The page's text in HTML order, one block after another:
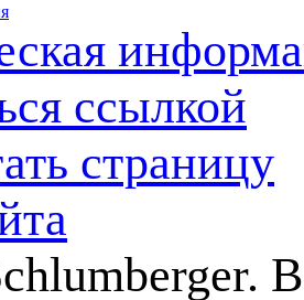
ссылкой
страницу